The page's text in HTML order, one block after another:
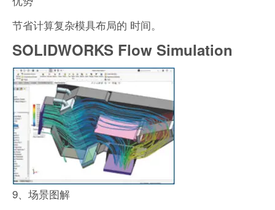
节省计算复杂模具布局的 时间。
SOLIDWORKS Flow Simulation
9、场景图解